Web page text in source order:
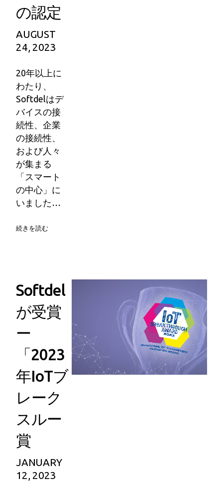
の認定
AUGUST
24, 2023
20年以上に
わたり、
Softdelはデ
バイスの接
続性、企業
の接続性、
および人々
が集まる
「スマート
の中心」に
いました…
続きを読む
Softdel
が受賞
ー
「2023
年IoTブ
レーク
スルー
賞
JANUARY
12, 2023